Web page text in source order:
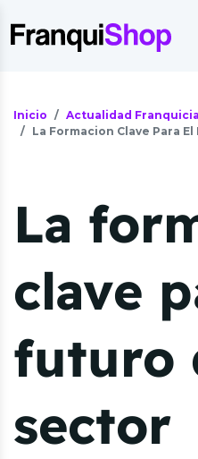
Inicio
Actualidad
La Formacion Clave Para
La
clave
futuro
sector